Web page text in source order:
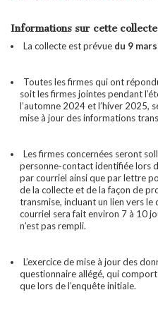
Informations sur cette collecte
La collecte est prévue du 9
Toutes les firmes qui ont
soit les firmes jointes pendant
l’automne 2024 et l’hiver 2025,
mise à jour des informations
Les firmes concernées seront
personne-contact identifiée lors
par courriel ainsi que par lettre
de la collecte et de la façon de
transmise, incluant un lien vers
courriel sera fait environ 7 à 10
n’est pas rempli.
L’exercice de mise à jour des
questionnaire allégé, qui
que lors de l’enquête initiale.